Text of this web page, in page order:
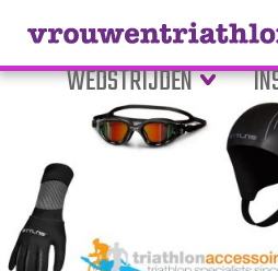
WEDSTRIJDEN
Tag Archive: